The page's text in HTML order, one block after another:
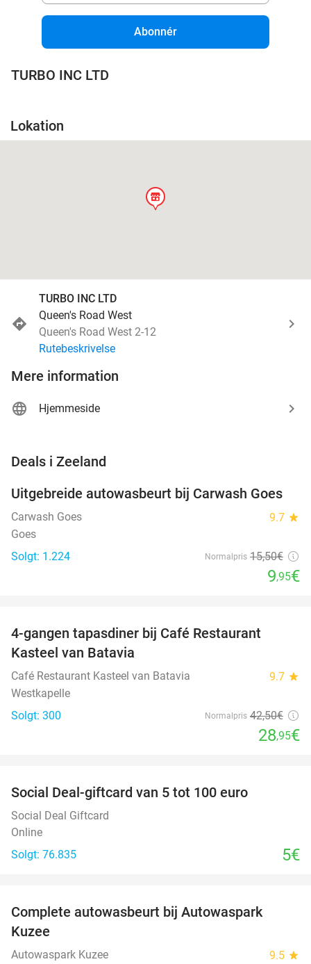
Abonnér
TURBO INC LTD
Lokation
store
TURBO INC LTD
Queen's Road West
Queen's Road West 2-12
Rutebeskrivelse
Mere information
Hjemmeside
Deals i Zeeland
36%
Uitgebreide autowasbeurt bij Carwash Goes
Carwash Goes 9.7 star
Goes
Solgt: 1.224
Normalpris 15,50€
9,95€
4-gangen tapasdiner bij Café Restaurant
Kasteel van Batavia
Café Restaurant Kasteel van Batavia 9.7 star
Westkapelle
Solgt: 300
Normalpris 42,50€
28,95€
Social Deal-giftcard van 5 tot 100 euro
Social Deal Giftcard
Online
Solgt: 76.835
5€
Complete autowasbeurt bij Autowaspark
Kuzee
Autowaspark Kuzee 9.5 star